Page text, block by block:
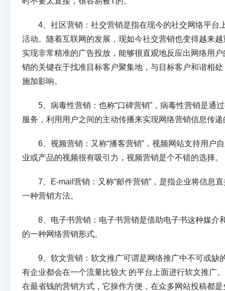
4、社区营销：社交营销是指在现今的社交网络平台
活动。随着互联网的发展，现如今社交营销也变得越来
实现非常精准的广告投放，能够很直观地反应出网络用
销的关键在于找准目标客户聚集地，与目标客户和谐相
施加影响。
5、病毒性营销：也称“口碑营销”，病毒性营销是通
服务，利用用户之间的主动传播来实现网络营销信息传
6、视频营销：又称“播客营销”，视频网站支持用户
业或产品的视频很有吸引力，视频营销是个不错的选择。
7、E-mail营销：又称“邮件营销”，是指企业将信息直
一种营销方法。
8、电子书营销：电子书营销是借助电子书这种媒介
的一种网络营销形式。
9、软文营销：软文推广可谓是网络推广中不可或缺
有企业都会在一个流量比较大 的平台上面进行软文推广
在最省钱的营销方式，它操作方便，在众多网站投稿都